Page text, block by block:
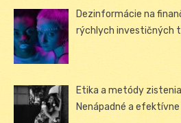
Dezinformácie na
rýchlych investičných
Etika a metódy
Nenápadné a